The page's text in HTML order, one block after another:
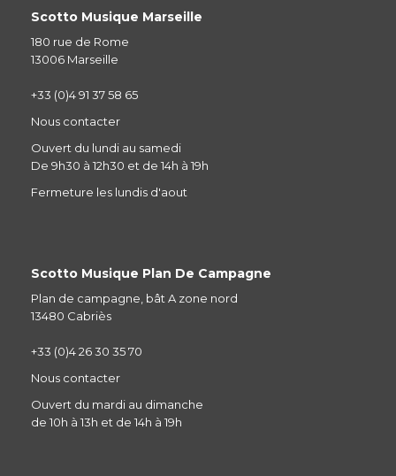
Scotto Musique Marseille
180 rue de Rome
13006 Marseille
+33 (0)4 91 37 58 65
Nous contacter
Ouvert du lundi au samedi
De 9h30 à 12h30 et de 14h à 19h
Fermeture les lundis d'aout
Scotto Musique Plan De Campagne
Plan de campagne, bât A zone nord
13480 Cabriès
+33 (0)4 26 30 35 70
Nous contacter
Ouvert du mardi au dimanche
de 10h à 13h et de 14h à 19h